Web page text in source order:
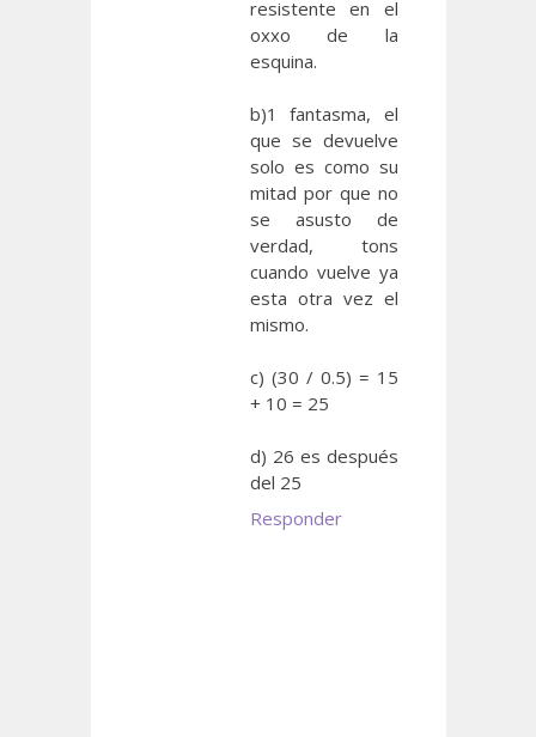
resistente en el
oxxo de la
esquina.
b)1 fantasma, el
que se devuelve
solo es como su
mitad por que no
se asusto de
verdad, tons
cuando vuelve ya
esta otra vez el
mismo.
c) (30 / 0.5) = 15
+ 10 = 25
d) 26 es después
del 25
Responder